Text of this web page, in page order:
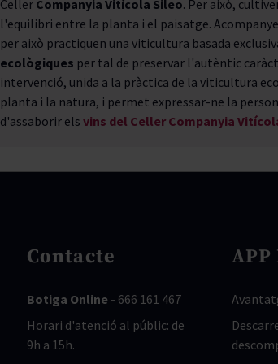
Celler Companyia Vitícola Sileo. Per això,
l'equilibri entre la planta i el paisatge.
per això practiquen una viticultura basada
ecològiques per tal de preservar l'autèntic
intervenció, unida a la pràctica de la viticultura
planta i la natura, i permet expressar-ne la
d'assaborir els vins del Celler Companyia
Contacte
Botiga Online - 666 161 467
Horari d'atenció al públic: de
9h a 15h.